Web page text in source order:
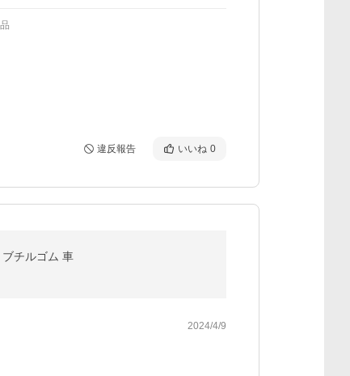
違反報告 いいね 0
チルゴム 車
2024/4/9